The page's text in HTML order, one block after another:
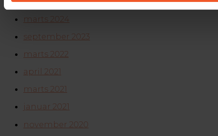
marts 2024
september 2023
marts 2022
april 2021
marts 2021
januar 2021
november 2020